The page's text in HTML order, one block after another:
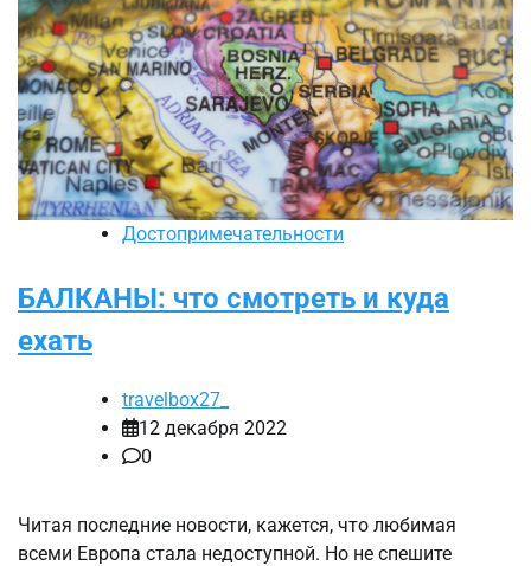
Достопримечательности
БАЛКАНЫ: что смотреть и куда
ехать
travelbox27_
12 декабря 2022
0
Читая последние новости, кажется, что любимая
всеми Европа стала недоступной. Но не спешите